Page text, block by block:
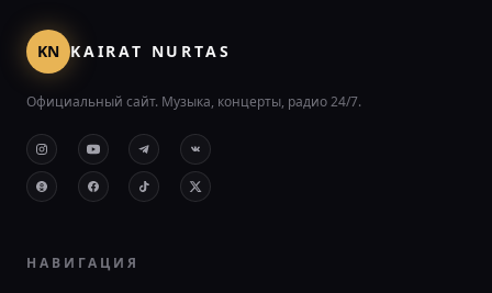
KN KAIRAT NURTAS
Официальный сайт. Музыка, концерты, радио 24/7.
НАВИГАЦИЯ